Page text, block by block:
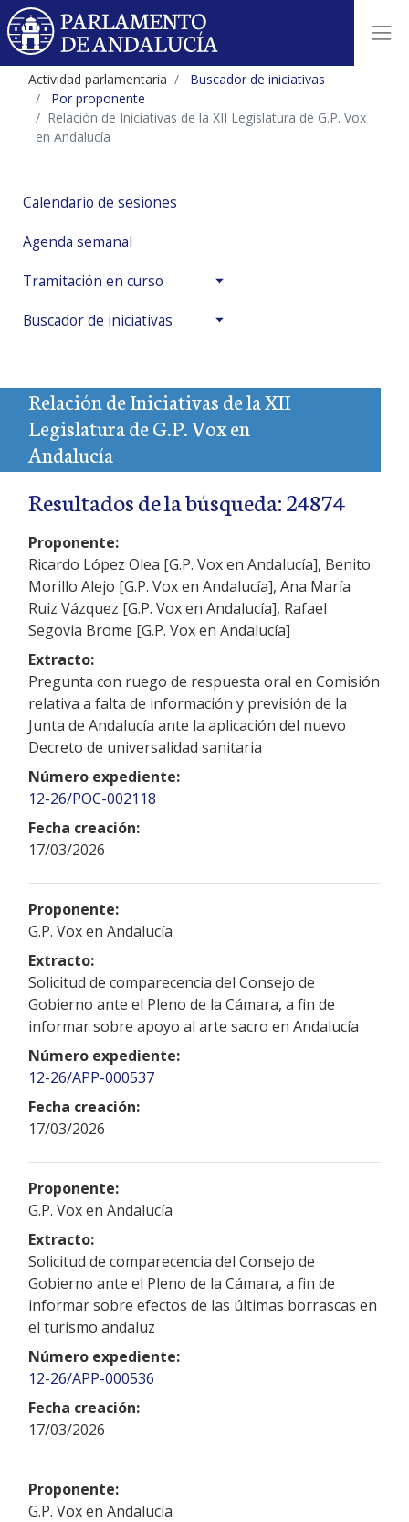
Actividad parlamentaria
Buscador de iniciativas
Por proponente
Relación de Iniciativas de la XII Legislatura de G.P. Vox
en Andalucía
Calendario de sesiones
Agenda semanal
Tramitación en curso
Buscador de iniciativas
Relación de Iniciativas de la XII
Legislatura de G.P. Vox en
Andalucía
Resultados de la búsqueda: 24874
Proponente:
Ricardo López Olea [G.P. Vox en Andalucía], Benito
Morillo Alejo [G.P. Vox en Andalucía], Ana María
Ruiz Vázquez [G.P. Vox en Andalucía], Rafael
Segovia Brome [G.P. Vox en Andalucía]
Extracto:
Pregunta con ruego de respuesta oral en Comisión
relativa a falta de información y previsión de la
Junta de Andalucía ante la aplicación del nuevo
Decreto de universalidad sanitaria
Número expediente:
12-26/POC-002118
Fecha creación:
17/03/2026
Proponente:
G.P. Vox en Andalucía
Extracto:
Solicitud de comparecencia del Consejo de
Gobierno ante el Pleno de la Cámara, a fin de
informar sobre apoyo al arte sacro en Andalucía
Número expediente:
12-26/APP-000537
Fecha creación:
17/03/2026
Proponente:
G.P. Vox en Andalucía
Extracto:
Solicitud de comparecencia del Consejo de
Gobierno ante el Pleno de la Cámara, a fin de
informar sobre efectos de las últimas borrascas en
el turismo andaluz
Número expediente:
12-26/APP-000536
Fecha creación:
17/03/2026
Proponente:
G.P. Vox en Andalucía